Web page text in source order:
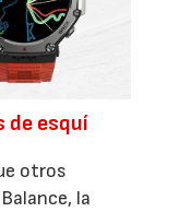
de esquí
otros
la